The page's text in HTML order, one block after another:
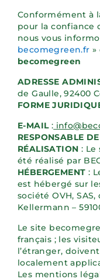
Conformément à
pour la confiance
nous vous
becomegreen.fr »
becomegreen
ADRESSE
de Gaulle, 92400
FORME
E-MAIL:
RESPONSABLE
RÉALISATION :
été réalisé par
HÉBERGEMENT :
est hébergé sur
société OVH,
Kellermann –
Le site
français ; les
l’étranger,
localement
Les mentions